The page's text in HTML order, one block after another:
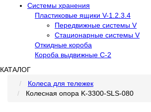
Системы хранения
Пластиковые ящики V-1.2.3.4
Передвижные системы V
Стационарные системы V
Откидные короба
Короба выдвижные С-2
КАТАЛОГ
Колеса для тележек
Колесная опора K-3300-SLS-080